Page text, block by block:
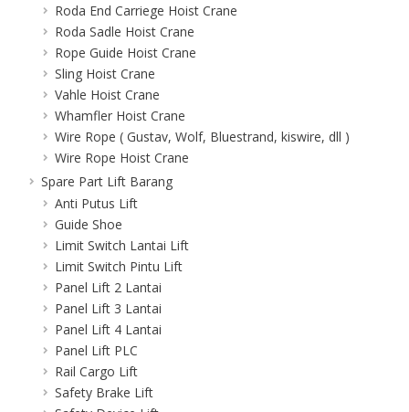
Roda End Carriege Hoist Crane
Roda Sadle Hoist Crane
Rope Guide Hoist Crane
Sling Hoist Crane
Vahle Hoist Crane
Whamfler Hoist Crane
Wire Rope ( Gustav, Wolf, Bluestrand, kiswire, dll )
Wire Rope Hoist Crane
Spare Part Lift Barang
Anti Putus Lift
Guide Shoe
Limit Switch Lantai Lift
Limit Switch Pintu Lift
Panel Lift 2 Lantai
Panel Lift 3 Lantai
Panel Lift 4 Lantai
Panel Lift PLC
Rail Cargo Lift
Safety Brake Lift